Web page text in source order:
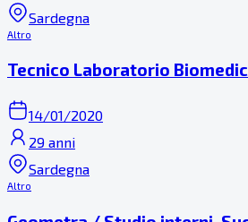
Sardegna
Altro
Tecnico Laboratorio
14/01/2020
29 anni
Sardegna
Altro